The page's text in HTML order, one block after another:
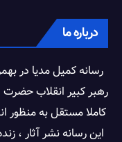
درباره ما
رهبر کبیر انقلاب
کاملا مستقل به منظور
این رسانه نشر آثار ،